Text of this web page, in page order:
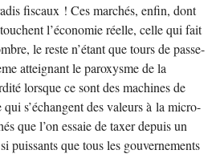
fiscaux ! Ces marchés, enfin, dont
l’économie réelle, celle qui fait
le reste n’étant que tours de passe-
atteignant le paroxysme de la
lorsque ce sont des machines de
s’échangent des valeurs à la micro-
que l’on essaie de taxer depuis un
puissants que tous les gouvernements